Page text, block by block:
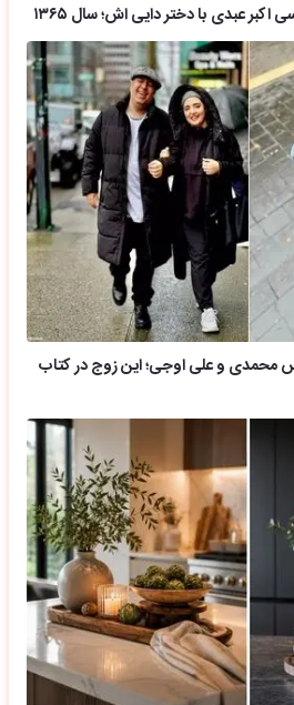
عبدی با دختر دایی اش؛ سال ۱۳۶۵
محمدی و علی اوجی؛ این زوج در کتاب